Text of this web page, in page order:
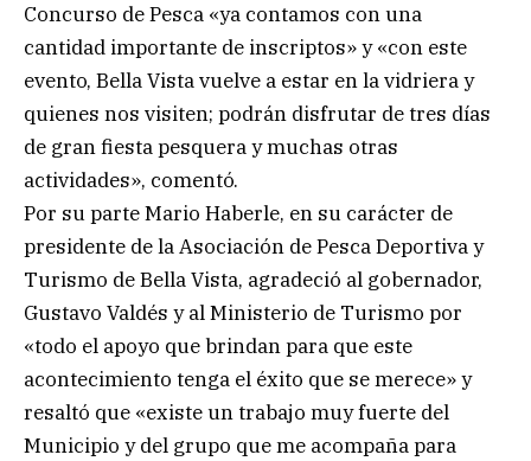
Concurso de Pesca «ya contamos con una
cantidad importante de inscriptos» y «con este
evento, Bella Vista vuelve a estar en la vidriera y
quienes nos visiten; podrán disfrutar de tres días
de gran fiesta pesquera y muchas otras
actividades», comentó.
Por su parte Mario Haberle, en su carácter de
presidente de la Asociación de Pesca Deportiva y
Turismo de Bella Vista, agradeció al gobernador,
Gustavo Valdés y al Ministerio de Turismo por
«todo el apoyo que brindan para que este
acontecimiento tenga el éxito que se merece» y
resaltó que «existe un trabajo muy fuerte del
Municipio y del grupo que me acompaña para